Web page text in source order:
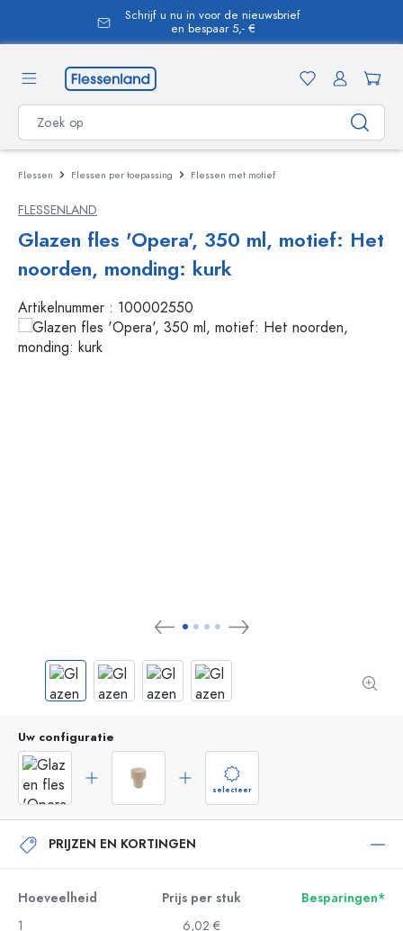
Schrijf u nu in voor de nieuwsbrief
en bespaar 5,- €
Flessen Flessen per toepassing Flessen met motief
FLESSENLAND
Glazen fles 'Opera', 350 ml, motief: Het
noorden, monding: kurk
Artikelnummer : 100002550
Uw configuratie
selecteer
PRIJZEN EN KORTINGEN
Hoeveelheid Prijs per stuk
Besparingen*
1
6,02 €